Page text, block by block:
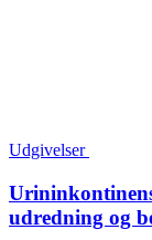
Udgivelser
udredning og